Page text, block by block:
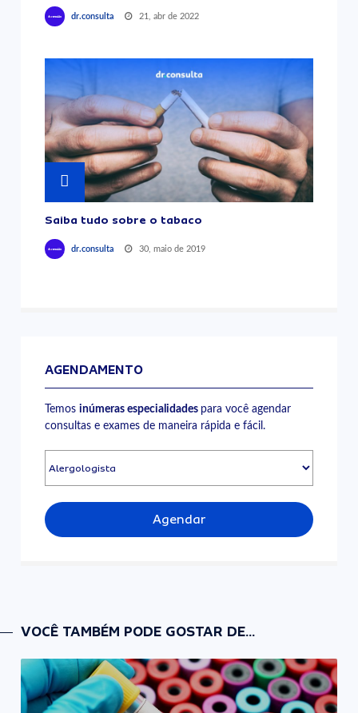
dr.consulta 21, abr de 2022
Saiba tudo sobre o tabaco
dr.consulta 30, maio de 2019
AGENDAMENTO
Temosinúmeras especialidades para você agendar
consultas e exames de maneira rápida e fácil.
Agendar
VOCÊ TAMBÉM PODE GOSTAR DE...